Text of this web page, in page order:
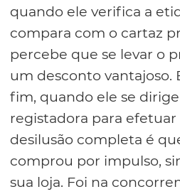
quando ele verifica a
compara com o cartaz
percebe que se levar o
um desconto vantajoso.
fim, quando ele se dirige
registadora para efetuar
desilusão completa é
comprou por impulso,
sua loja. Foi na